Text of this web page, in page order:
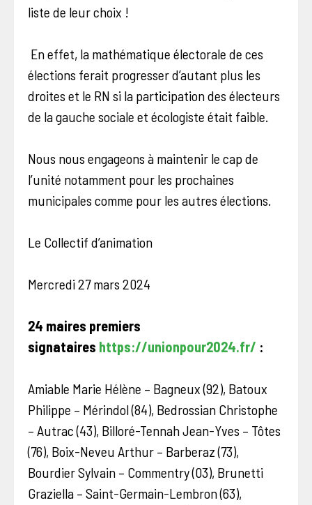
liste de leur choix !
En effet, la mathématique électorale de ces
élections ferait progresser d’autant plus les
droites et le RN si la participation des électeurs
de la gauche sociale et écologiste était faible.
Nous nous engageons à maintenir le cap de
l’unité notamment pour les prochaines
municipales comme pour les autres élections.
Le Collectif d’animation
Mercredi 27 mars 2024
24 maires premiers
signataires https://unionpour2024.fr/ :
Amiable Marie Hélène – Bagneux (92), Batoux
Philippe – Mérindol (84), Bedrossian Christophe
– Autrac (43), Billoré-Tennah Jean-Yves – Tôtes
(76), Boix-Neveu Arthur – Barberaz (73),
Bourdier Sylvain – Commentry (03), Brunetti
Graziella – Saint-Germain-Lembron (63),